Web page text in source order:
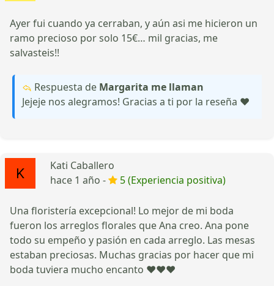
Ayer fui cuando ya cerraban, y aún asi me hicieron un
ramo precioso por solo 15€… mil gracias, me
salvasteis!!
Respuesta de Margarita me llaman
Jejeje nos alegramos! Gracias a ti por la reseña ❤️
Kati Caballero
hace 1 año -
5 (Experiencia positiva)
Una floristería excepcional! Lo mejor de mi boda
fueron los arreglos florales que Ana creo. Ana pone
todo su empeño y pasión en cada arreglo. Las mesas
estaban preciosas. Muchas gracias por hacer que mi
boda tuviera mucho encanto ❤️❤️❤️